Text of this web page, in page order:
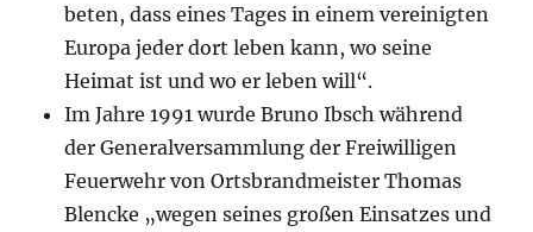
beten, dass eines Tages in einem vereinigten
Europa jeder dort leben kann, wo seine
Heimat ist und wo er leben will“.
Im Jahre 1991 wurde Bruno Ibsch während
der Generalversammlung der Freiwilligen
Feuerwehr von Ortsbrandmeister Thomas
Blencke „wegen seines großen Einsatzes und